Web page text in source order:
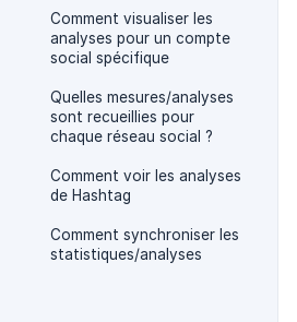
Comment visualiser les
analyses pour un compte
social spécifique
Quelles mesures/analyses
sont recueillies pour
chaque réseau social ?
Comment voir les analyses
de Hashtag
Comment synchroniser les
statistiques/analyses